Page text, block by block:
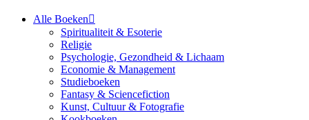
Alle Boeken
Spiritualiteit & Esoterie
Religie
Psychologie, Gezondheid & Lichaam
Economie & Management
Studieboeken
Fantasy & Sciencefiction
Kunst, Cultuur & Fotografie